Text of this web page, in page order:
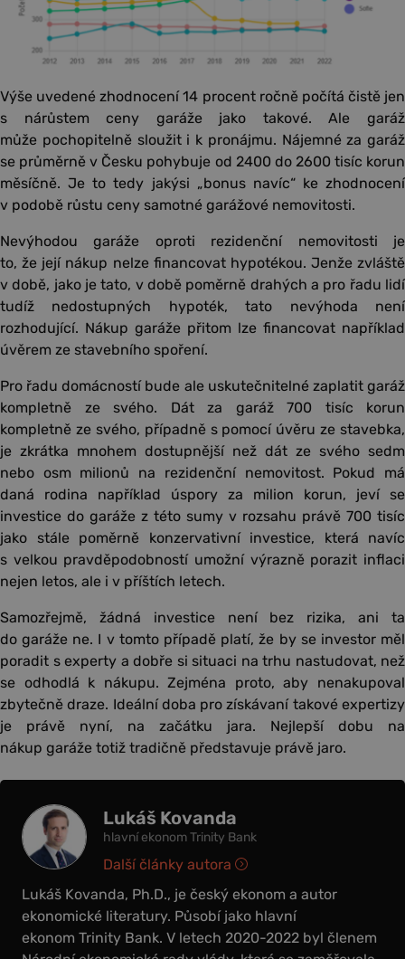
Výše uvedené zhodnocení 14 procent ročně počítá čistě jen
s nárůstem ceny garáže jako takové. Ale garáž
může pochopitelně sloužit i k pronájmu. Nájemné za garáž
se průměrně v Česku pohybuje od 2400 do 2600 tisíc korun
měsíčně. Je to tedy jakýsi „bonus navíc“ ke zhodnocení
v podobě růstu ceny samotné garážové nemovitosti.
Nevýhodou garáže oproti rezidenční nemovitosti je
to, že její nákup nelze financovat hypotékou. Jenže zvláště
v době, jako je tato, v době poměrně drahých a pro řadu lidí
tudíž nedostupných hypoték, tato nevýhoda není
rozhodující. Nákup garáže přitom lze financovat například
úvěrem ze stavebního spoření.
Pro řadu domácností bude ale uskutečnitelné zaplatit garáž
kompletně ze svého. Dát za garáž 700 tisíc korun
kompletně ze svého, případně s pomocí úvěru ze stavebka,
je zkrátka mnohem dostupnější než dát ze svého sedm
nebo osm milionů na rezidenční nemovitost. Pokud má
daná rodina například úspory za milion korun, jeví se
investice do garáže z této sumy v rozsahu právě 700 tisíc
jako stále poměrně konzervativní investice, která navíc
s velkou pravděpodobností umožní výrazně porazit inflaci
nejen letos, ale i v příštích letech.
Samozřejmě, žádná investice není bez rizika, ani ta
do garáže ne. I v tomto případě platí, že by se investor měl
poradit s experty a dobře si situaci na trhu nastudovat, než
se odhodlá k nákupu. Zejména proto, aby nenakupoval
zbytečně draze. Ideální doba pro získávaní takové expertizy
je právě nyní, na začátku jara. Nejlepší dobu na
nákup garáže totiž tradičně představuje právě jaro.
Lukáš Kovanda
hlavní ekonom Trinity Bank
Lukáš Kovanda, Ph.D., je český ekonom a autor
ekonomické literatury. Působí jako hlavní
ekonom Trinity Bank. V letech 2020-2022 byl členem
Další články autora